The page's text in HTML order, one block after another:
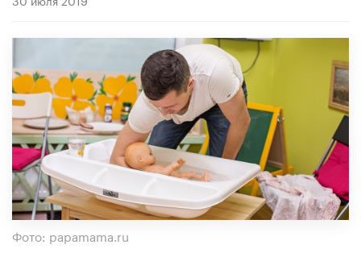
Фото: papamama.ru